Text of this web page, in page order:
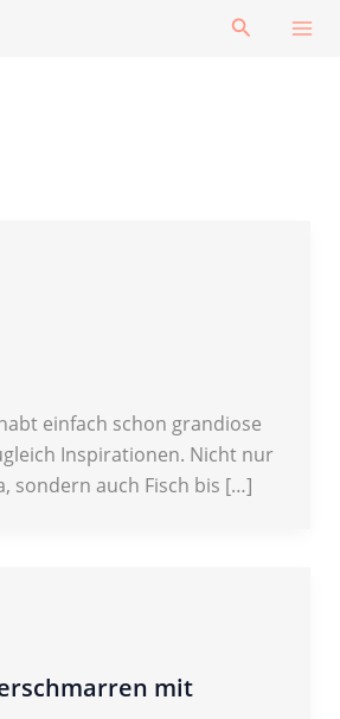
Suchen
einfach schon grandiose
Inspirationen. Nicht nur
sondern auch Fisch bis […]
mit